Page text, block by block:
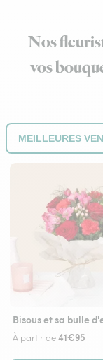
Nos
vos
Bisous et sa bulle
À partir de41€95